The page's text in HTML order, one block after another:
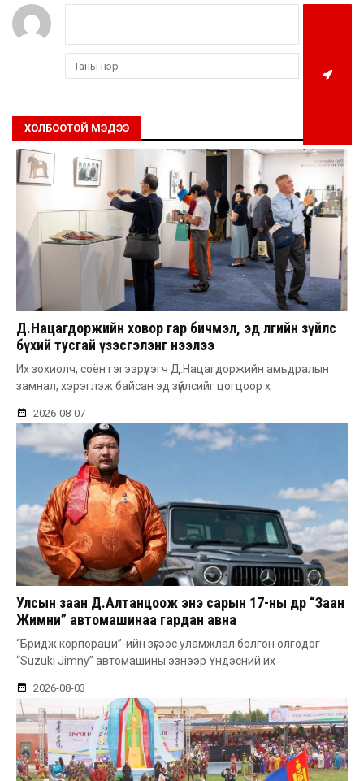
ХОЛБООТОЙ МЭДЭЭ
Д.Нацагдоржийн ховор гар бичмэл, эд өлгийн зүйлс
бүхий тусгай үзэсгэлэнг нээлээ
Их зохиолч, соён гэгээрүүлэгч Д.Нацагдоржийн амьдралын
замнал, хэрэглэж байсан эд зүйлсийг цогцоор х
2026-08-07
Улсын заан Д.Алтанцоож энэ сарын 17-ны өдөр “Заан
Жимни” автомашинаа гардан авна
“Бридж корпораци”-ийн зүгээс уламжлал болгон олгодог
“Suzuki Jimny” автомашины эзнээр Үндэсний их
2026-08-03